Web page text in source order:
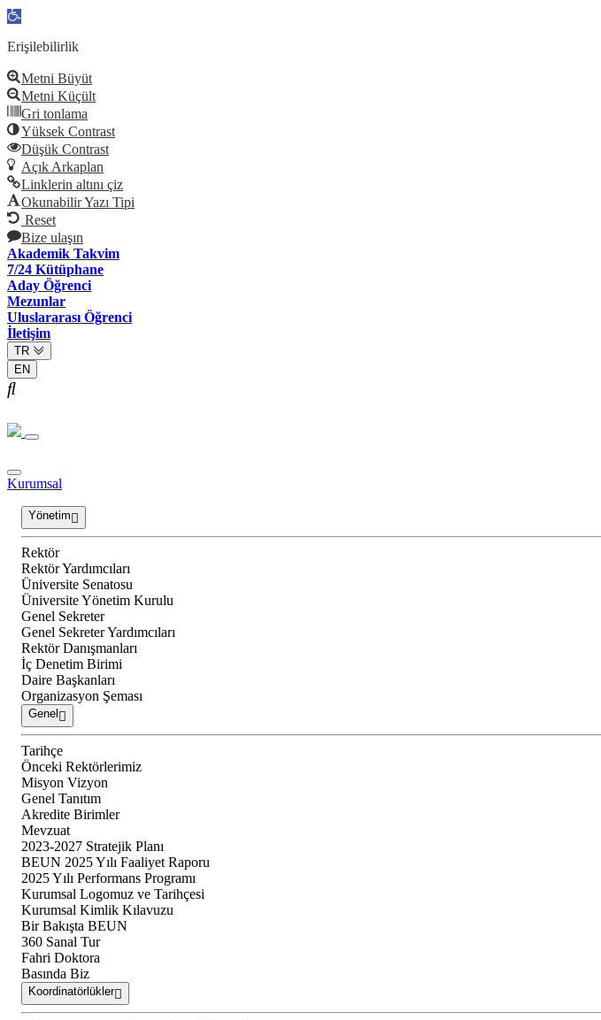
Open
Erişilebilirlik
Metni Büyüt
Metni Küçült
Gri tonlama
Yüksek Contrast
Düşük Contrast
Açık Arkaplan
Linklerin altını çiz
Okunabilir Yazı Tipi
Reset
Bize ulaşın
Akademik Takvim
7/24 Kütüphane
Aday Öğrenci
Mezunlar
Uluslararası Öğrenci
İletişim
TR
EN
Kurumsal
Yönetim
Rektör
Rektör Yardımcıları
Üniversite Senatosu
Üniversite Yönetim Kurulu
Genel Sekreter
Genel Sekreter Yardımcıları
Rektör Danışmanları
İç Denetim Birimi
Daire Başkanları
Organizasyon Şeması
Genel
Tarihçe
Önceki Rektörlerimiz
Misyon Vizyon
Genel Tanıtım
Akredite Birimler
Mevzuat
2023-2027 Stratejik Planı
BEUN 2025 Yılı Faaliyet Raporu
2025 Yılı Performans Programı
Kurumsal Logomuz ve Tarihçesi
Kurumsal Kimlik Kılavuzu
Bir Bakışta BEUN
360 Sanal Tur
Fahri Doktora
Basında Biz
Koordinatörlükler